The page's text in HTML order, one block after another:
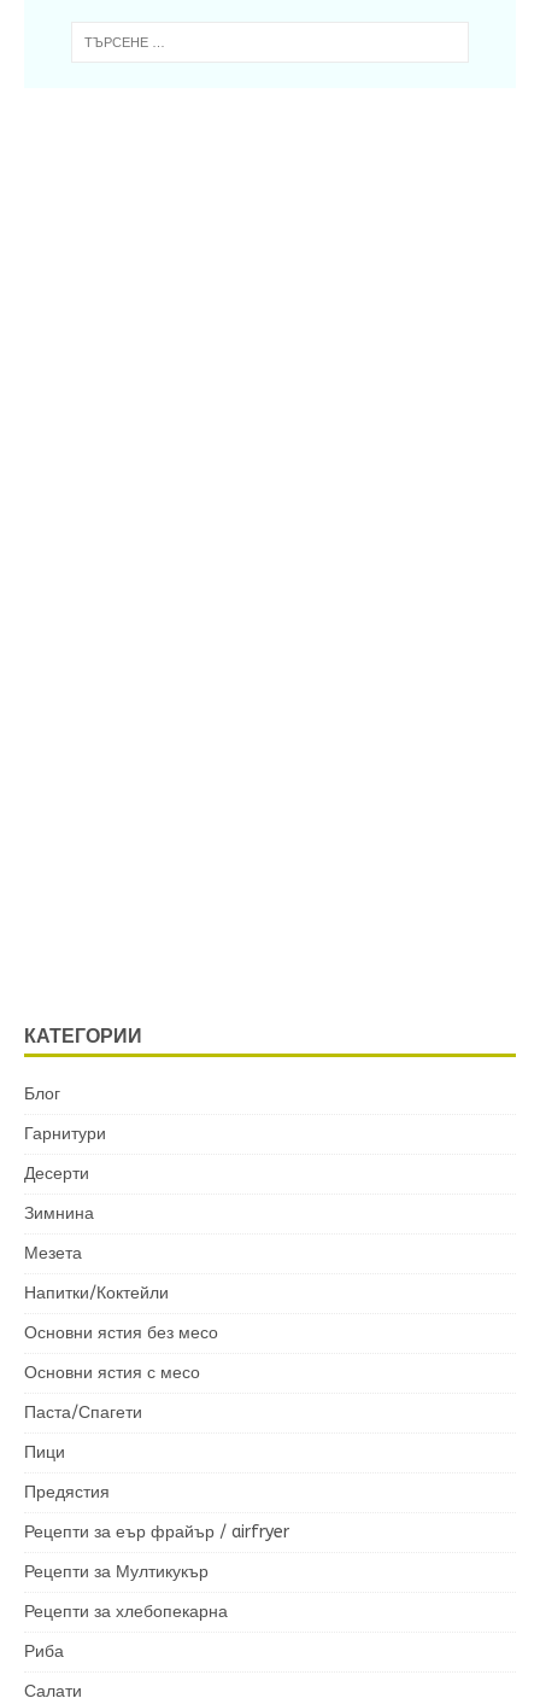
КАТЕГОРИИ
Блог
Гарнитури
Десерти
Зимнина
Мезета
Напитки/Коктейли
Основни ястия без месо
Основни ястия с месо
Паста/Спагети
Пици
Предястия
Рецепти за еър фрайър / airfryer
Рецепти за Мултикукър
Рецепти за хлебопекарна
Риба
Салати